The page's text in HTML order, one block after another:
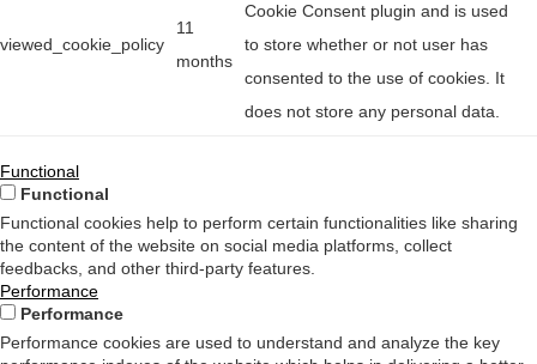
viewed_cookie_policy
11
months
Cookie Consent plugin and is used
to store whether or not user has
consented to the use of cookies. It
does not store any personal data.
Functional
Functional
Functional cookies help to perform certain functionalities like sharing
the content of the website on social media platforms, collect
feedbacks, and other third-party features.
Performance
Performance
Performance cookies are used to understand and analyze the key